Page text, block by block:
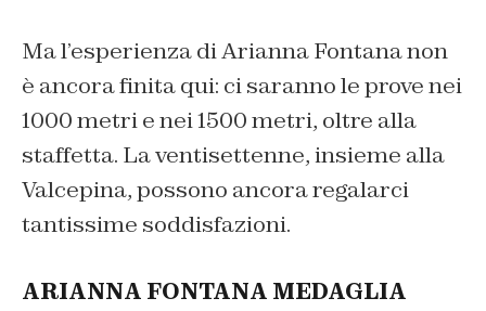
Ma l’esperienza di Arianna Fontana non
è ancora finita qui: ci saranno le prove nei
1000 metri e nei 1500 metri, oltre alla
staffetta. La ventisettenne, insieme alla
Valcepina, possono ancora regalarci
tantissime soddisfazioni.
ARIANNA FONTANA MEDAGLIA